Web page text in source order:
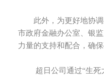
此外，为更好地协调
市政府金融办公室、银
力量的支持和配合，确
超日公司通过“生死